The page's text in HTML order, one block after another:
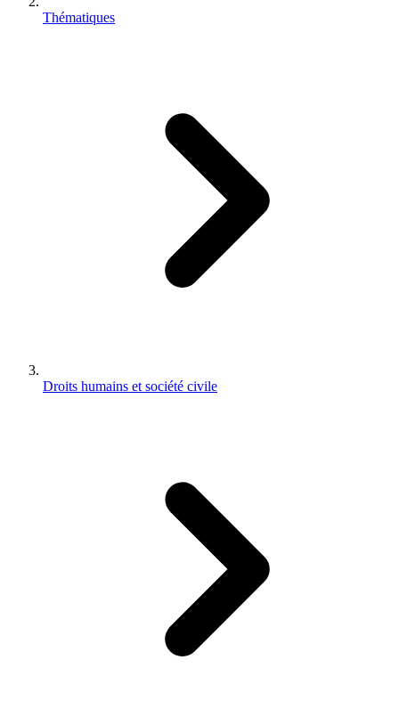
Thématiques
Droits humains et société civile